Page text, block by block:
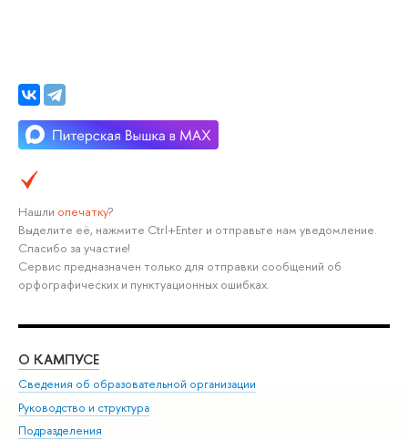
Нашли опечатку?
Выделите её, нажмите Ctrl+Enter и отправьте нам уведомление.
Спасибо за участие!
Сервис предназначен только для отправки сообщений об
орфографических и пунктуационных ошибках.
О КАМПУСЕ
Сведения об образовательной организации
Руководство и структура
Подразделения